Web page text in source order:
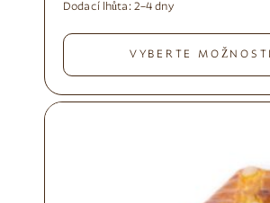
Dodací lhůta: 2–4 dny
VYBERTE MOŽNOSTI